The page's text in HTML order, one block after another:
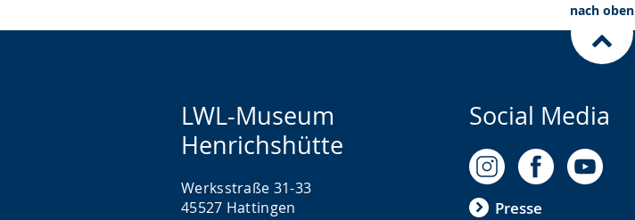
nach oben
LWL-Museum
Henrichshütte
Werksstraße 31-33
45527 Hattingen
Social Media
Presse